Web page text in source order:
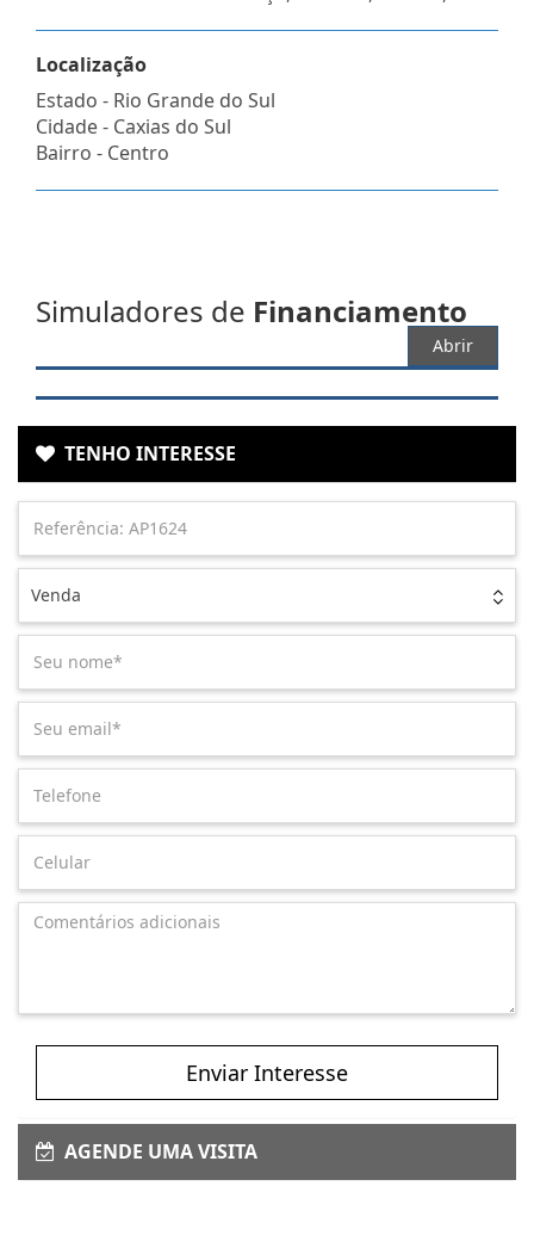
Localização
Estado - Rio Grande do Sul
Cidade - Caxias do Sul
Bairro - Centro
Simuladores de Financiamento
Abrir
TENHO INTERESSE
Venda
Enviar Interesse
AGENDE UMA VISITA